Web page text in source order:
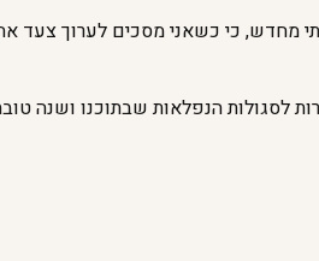
מחדש, כי כשאני מסכים לערוך צעד
לסגולות הנפלאות שבתוכנו ושנה